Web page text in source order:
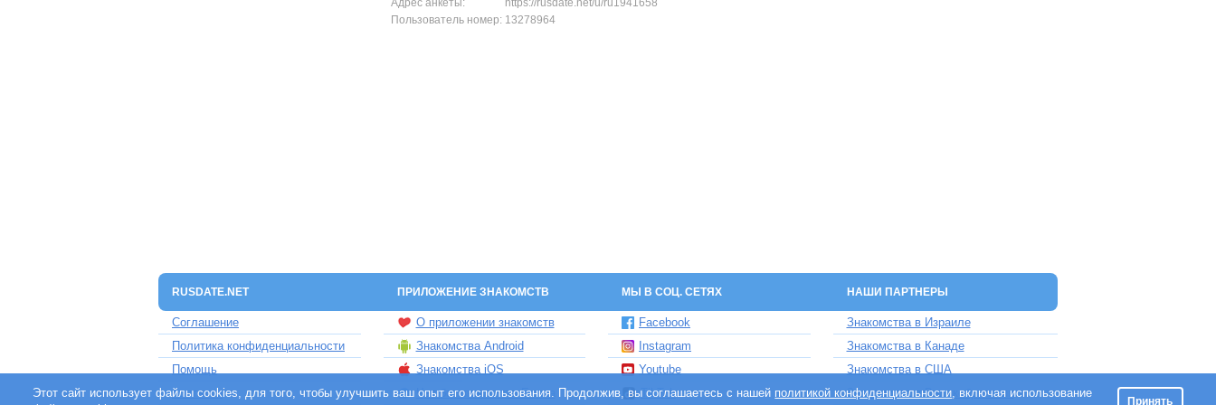
Пользователь номер: 13278964
RUSDATE.NET ПРИЛОЖЕНИЕ ЗНАКОМСТВ МЫ В СОЦ. СЕТЯХ НАШИ ПАРТНЕРЫ
Соглашение
Политика конфиденциальности
Помощь
Контакты
О приложении знакомств
Знакомства Android
Знакомства iOS
Чат бот знакомств Елена
Facebook
Instagram
Youtube
TikTok
Знакомства в Израиле
Знакомства в Канаде
Знакомства в США
Знакомства в Великобритании
Этот сайт использует файлы cookies, для того, чтобы улучшить ваш опыт его использования. Продолжив, вы соглашаетесь с нашей политикой конфиденциальности, включая использование
Принять